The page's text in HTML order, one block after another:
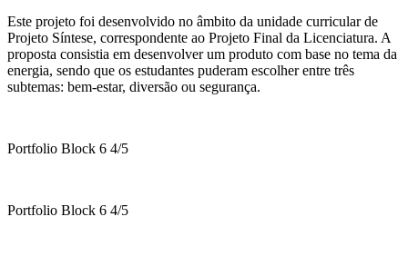
Este projeto foi desenvolvido no âmbito da unidade curricular de
Projeto Síntese, correspondente ao Projeto Final da Licenciatura. A
proposta consistia em desenvolver um produto com base no tema da
energia, sendo que os estudantes puderam escolher entre três
subtemas: bem-estar, diversão ou segurança.
Portfolio Block 6 4/5
Portfolio Block 6 4/5